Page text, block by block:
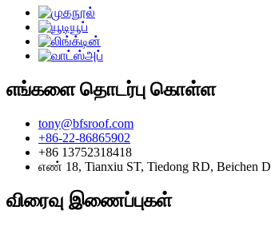
எங்களை தொடர்பு கொள்ள
tony@bfsroof.com
+86-22-86865902
+86 13752318418
எண் 18, Tianxiu ST, Tiedong RD, Beichen
விரைவு இணைப்புகள்